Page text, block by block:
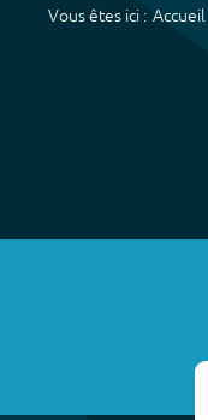
Vous êtes ici : Accueil